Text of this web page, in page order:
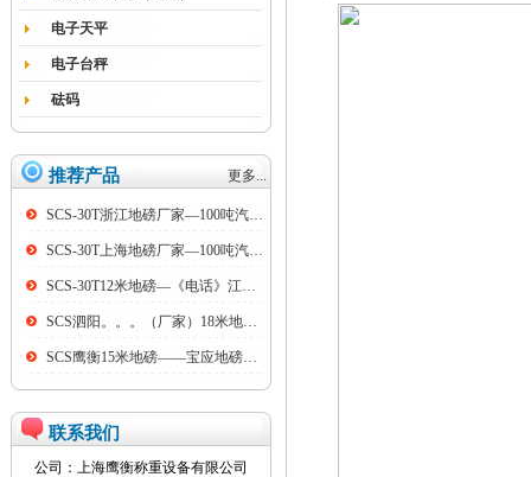
电子天平
电子台秤
砝码
推荐产品 更多...
SCS-30T浙江地磅厂家—100吨汽车衡
SCS-30T上海地磅厂家—100吨汽车衡
SCS-30T12米地磅—《电话》江阴100吨地磅
SCS泗阳。。。（厂家）18米地磅（低价）
SCS鹰衡15米地磅——宝应地磅销售点
联系我们
公司：上海鹰衡称重设备有限公司